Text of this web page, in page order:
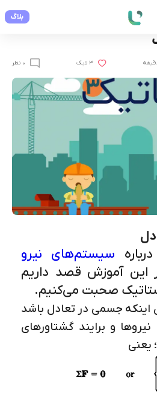
بلاگ
3 لایک 0 نظر
سیستم‌های نیرو
این آموزش قصد داریم
صحبت می‌کنیم.
اینکه جسمی در تعادل باشد
و برایند گشتاورهای
یعنی